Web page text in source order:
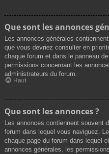
Que sont les annonces
Les annonces générales
que vous devriez consulter en
chaque forum et dans le panneau
permissions concernant les
administrateurs du forum.
Haut
Que sont les annonces ?
Les annonces contiennent souvent
forum dans lequel vous naviguez.
chaque page du forum dans lequel
annonces générales, les